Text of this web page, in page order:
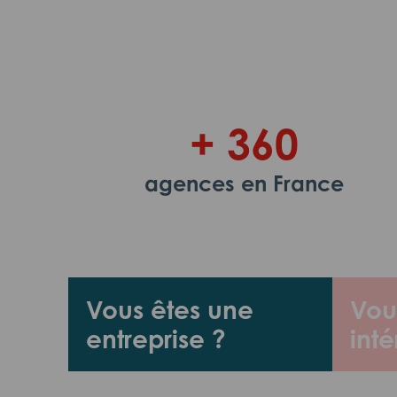
Vous êtes une
entreprise ?
+ 360
agences en France